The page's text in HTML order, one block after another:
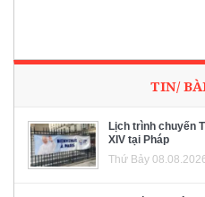
TIN/
Lịch trình chuyến
XIV tại Pháp
Thứ Bảy